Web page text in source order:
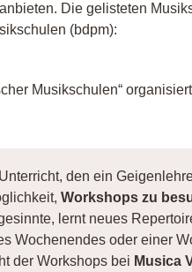
Die gelisteten
(bdpm):
Musikschulen“
den ein
Workshops zu
lernt neues
Wochenendes oder einer
der Workshops bei Musica